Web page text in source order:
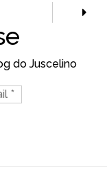
do Juscelino